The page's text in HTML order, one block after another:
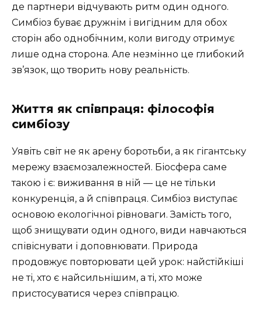
де партнери відчувають ритм один одного.
Симбіоз буває дружнім і вигідним для обох
сторін або однобічним, коли вигоду отримує
лише одна сторона. Але незмінно це глибокий
зв’язок, що творить нову реальність.
Життя як співпраця: філософія
симбіозу
Уявіть світ не як арену боротьби, а як гігантську
мережу взаємозалежностей. Біосфера саме
такою і є: виживання в ній — це не тільки
конкуренція, а й співпраця. Симбіоз виступає
основою екологічної рівноваги. Замість того,
щоб знищувати один одного, види навчаються
співіснувати і доповнювати. Природа
продовжує повторювати цей урок: найстійкіші
не ті, хто є найсильнішим, а ті, хто може
пристосуватися через співпрацю.